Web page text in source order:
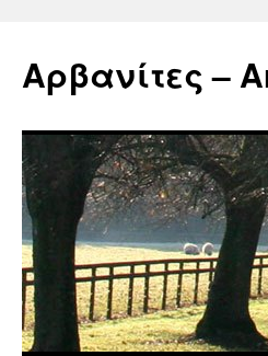
περιεχόμενο
Αρβανίτες –